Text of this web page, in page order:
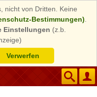
nicht von Dritten. Keine
Bestimmungen)
Einstellungen (z.b.
Verwerfen